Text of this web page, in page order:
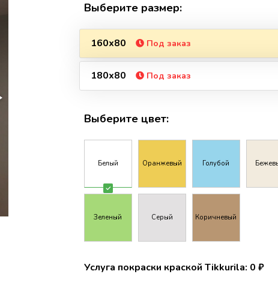
Выберите размер:
160х80 Под заказ
180х80 Под заказ
Выберите цвет:
Белый Оранжевый Голубой
Зеленый Серый Коричневый
Услуга покраски краской Tikkurila: 0 ₽